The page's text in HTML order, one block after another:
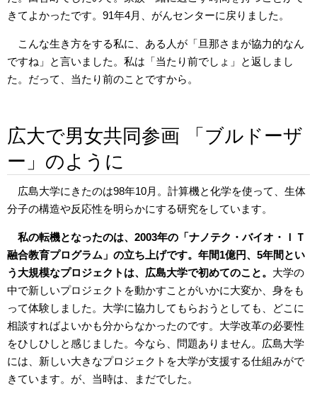
きてよかったです。91年4月、がんセンターに戻りました。
こんな生き方をする私に、ある人が「旦那さまが協力的なん
ですね」と言いました。私は「当たり前でしょ」と返しまし
た。だって、当たり前のことですから。
広大で男女共同参画 「ブルドーザ
ー」のように
広島大学にきたのは98年10月。計算機と化学を使って、生体
分子の構造や反応性を明らかにする研究をしています。
私の転機となったのは、2003年の「ナノテク・バイオ・ＩＴ
融合教育プログラム」の立ち上げです。年間1億円、5年間とい
う大規模なプロジェクトは、広島大学で初めてのこと。 大学の
中で新しいプロジェクトを動かすことがいかに大変か、身をも
って体験しました。大学に協力してもらおうとしても、どこに
相談すればよいかも分からなかったのです。大学改革の必要性
をひしひしと感じました。今なら、問題ありません。広島大学
には、新しい大きなプロジェクトを大学が支援する仕組みがで
きています。が、当時は、まだでした。